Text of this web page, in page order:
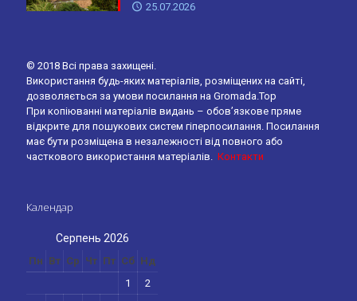
25.07.2026
© 2018 Всі права захищені.
Використання будь-яких матеріалів, розміщених на сайті,
дозволяється за умови посилання на Gromada.Top
При копіюванні матеріалів видань – обов’язкове пряме
відкрите для пошукових систем гіперпосилання. Посилання
має бути розміщена в незалежності від повного або
часткового використання матеріалів. Контакти
Календар
Серпень 2026
Пн Вт Ср Чт Пт Сб Нд
1
2